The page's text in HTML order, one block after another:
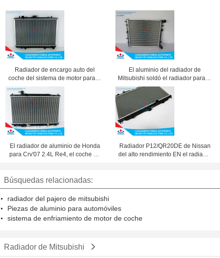
Radiador de encargo auto del
coche del sistema de motor para la
recogida L200 con base soldada
aluminio
El aluminio del radiador de
Mitsubishi soldó el radiador para el
tanque plástico del golf 97/Fabia
99 PA66 + GF30
El radiador de aluminio de Honda
para Crv'07 2.4L Re4, el coche de
Radiador P12/QR20DE de Nissan
del alto rendimiento EN el radiador
Búsquedas relacionadas:
radiador del pajero de mitsubishi
Piezas de aluminio para automóviles
sistema de enfriamiento de motor de coche
Radiador de Mitsubishi